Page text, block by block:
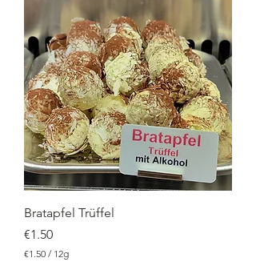
Bratapfel Trüffel
価格
€1.50
€1.50 / 12g